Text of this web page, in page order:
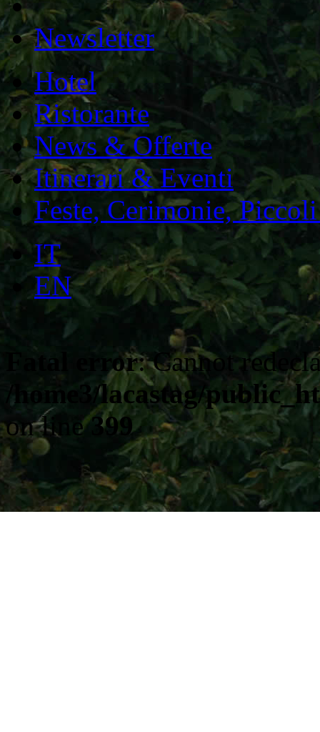
Newsletter
Hotel
Ristorante
News & Offerte
Itinerari & Eventi
Feste, Cerimonie,
IT
EN
Fatal error: Cannot
/home3/lacastag/
on line399